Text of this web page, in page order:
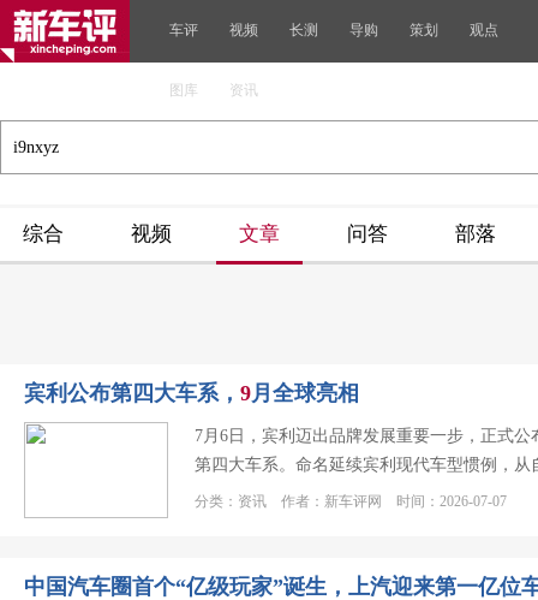
车评 视频 长测 导购 策划 观点
图库 资讯
综合 视频 文章 问答 部落
宾利公布第四大车系， 9月全球亮相
7月6日，宾利迈出品牌发展重要一步，正式
第四大车系。命名延续宾利现代车型惯例，
分类：资讯 作者：新车评网 时间：2026-07-07
中国汽车圈首个“亿级玩家”诞生，上汽迎来第一亿位